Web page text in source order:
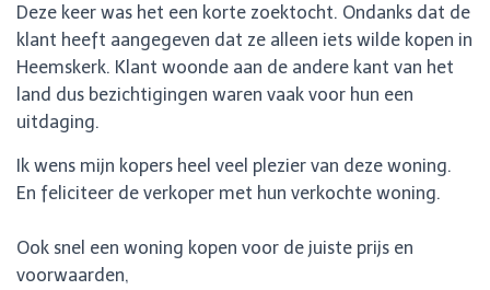
Deze keer was het een korte zoektocht. Ondanks dat de
klant heeft aangegeven dat ze alleen iets wilde kopen in
Heemskerk. Klant woonde aan de andere kant van het
land dus bezichtigingen waren vaak voor hun een
uitdaging.
Ik wens mijn kopers heel veel plezier van deze woning.
En feliciteer de verkoper met hun verkochte woning.
Ook snel een woning kopen voor de juiste prijs en
voorwaarden,